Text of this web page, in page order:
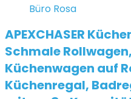
APEXCHASER
Schmale
Küchenwagen auf
Küchenregal,